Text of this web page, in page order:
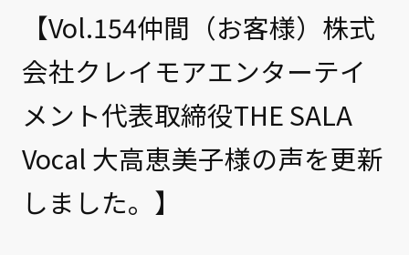
コンサルタント紹介
会社概要
サービス紹介
サービス紹介
事例紹介
仲間の声
【Vol.154仲間（お客様）株式
会社クレイモアエンターテイ
メント代表取締役THE SALA
Vocal 大高恵美子様の声を更新
しました。】